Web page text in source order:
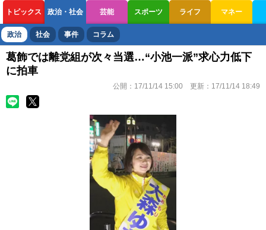
トピックス 政治・社会 芸能 スポーツ ライフ マネー
ボートレース 競輪 オートレース
政治 社会 事件 コラム
葛飾では離党組が次々当選…“小池一派”求心力低下
に拍車
公開： 17/11/14 15:00 更新： 17/11/14 18:49